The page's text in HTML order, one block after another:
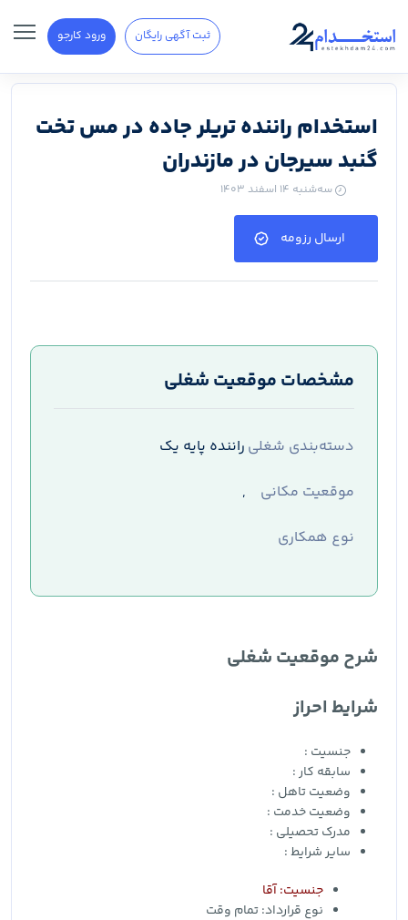
ثبت آگهی رایگان ورود کارجو
استخدام راننده تریلر جاده در مس تخت
گنبد سیرجان در مازندران
سه‌شنبه ۱۴ اسفند ۱۴۰۳
ارسال رزومه
مشخصات موقعیت شغلی
دسته‌بندی شغلی راننده پایه یک
موقعیت مکانی
,
نوع همکاری
شرح موقعیت شغلی
شرایط احراز
جنسیت :
سابقه کار :
وضعیت تاهل :
وضعیت خدمت :
مدرک تحصیلی :
سایر شرایط :
جنسیت: آقا
نوع قرارداد:تمام وقت